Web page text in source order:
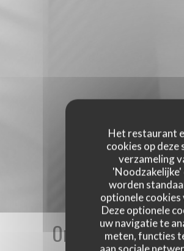
Het restaurant
cookies op
verzameling
worden
optionele
Deze optionele
uw navigatie te
meten, functies
Onze